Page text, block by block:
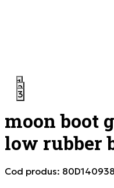
1
2
3
moon boot
low rubber
Cod produs: